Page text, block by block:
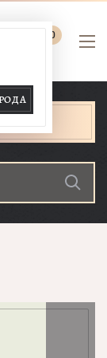
0